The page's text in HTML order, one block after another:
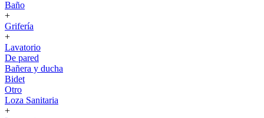
Baño
+
Grifería
+
Lavatorio
De pared
Bañera y ducha
Bidet
Otro
Loza Sanitaria
+